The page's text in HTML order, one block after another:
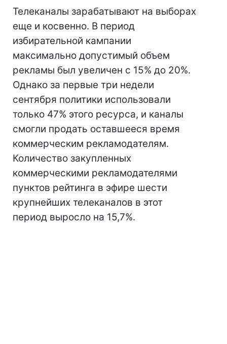
Телеканалы зарабатывают на выборах
еще и косвенно. В период
избирательной кампании
максимально допустимый объем
рекламы был увеличен с 15% до 20%.
Однако за первые три недели
сентября политики использовали
только 47% этого ресурса, и каналы
смогли продать оставшееся время
коммерческим рекламодателям.
Количество закупленных
коммерческими рекламодателями
пунктов рейтинга в эфире шести
крупнейших телеканалов в этот
период выросло на 15,7%.